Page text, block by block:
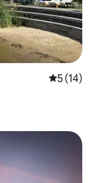
レビュー
5 (14)